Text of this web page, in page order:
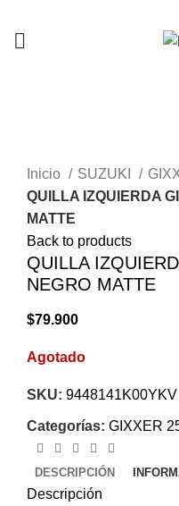
Inicio
SUZUKI
QUILLA IZQUIERDA
MATTE
Back to products
QUILLA
NEGRO MATTE
$79.900
Agotado
SKU: 9448141K00YKV
Categorías: GIXXER
DESCRIPCIÓN
Descripción